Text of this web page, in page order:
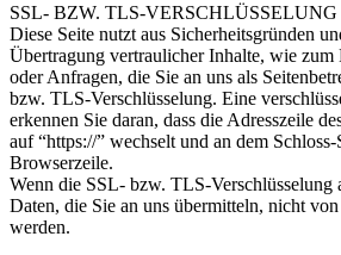
SSL- BZW. TLS-VERSCHLÜSSELUNG
Diese Seite nutzt aus Sicherheitsgründen
Übertragung vertraulicher Inhalte, wie zum
oder Anfragen, die Sie an uns als
bzw. TLS-Verschlüsselung. Eine
erkennen Sie daran, dass die Adresszeile
auf “https://” wechselt und an dem
Browserzeile.
Wenn die SSL- bzw. TLS-Verschlüsselung
Daten, die Sie an uns übermitteln, nicht
werden.